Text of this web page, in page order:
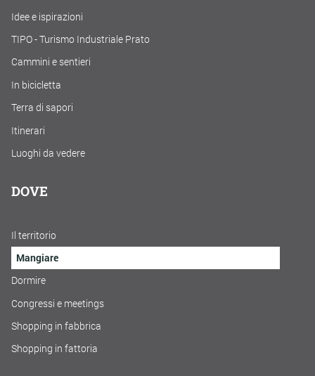
Idee e ispirazioni
TIPO - Turismo Industriale Prato
Cammini e sentieri
In bicicletta
Terra di sapori
Itinerari
Luoghi da vedere
DOVE
Il territorio
Mangiare
Dormire
Congressi e meetings
Shopping in fabbrica
Shopping in fattoria